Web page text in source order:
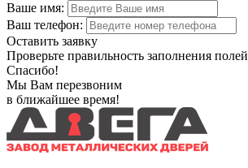
Ваше имя:
Ваш телефон:
Оставить заявку
Проверьте правильность заполнения полей
Спасибо!
Мы Вам перезвоним
в ближайшее время!